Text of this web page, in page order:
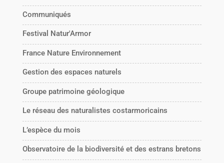
Communiqués
Festival Natur'Armor
France Nature Environnement
Gestion des espaces naturels
Groupe patrimoine géologique
Le réseau des naturalistes costarmoricains
L’espèce du mois
Observatoire de la biodiversité et des estrans bretons